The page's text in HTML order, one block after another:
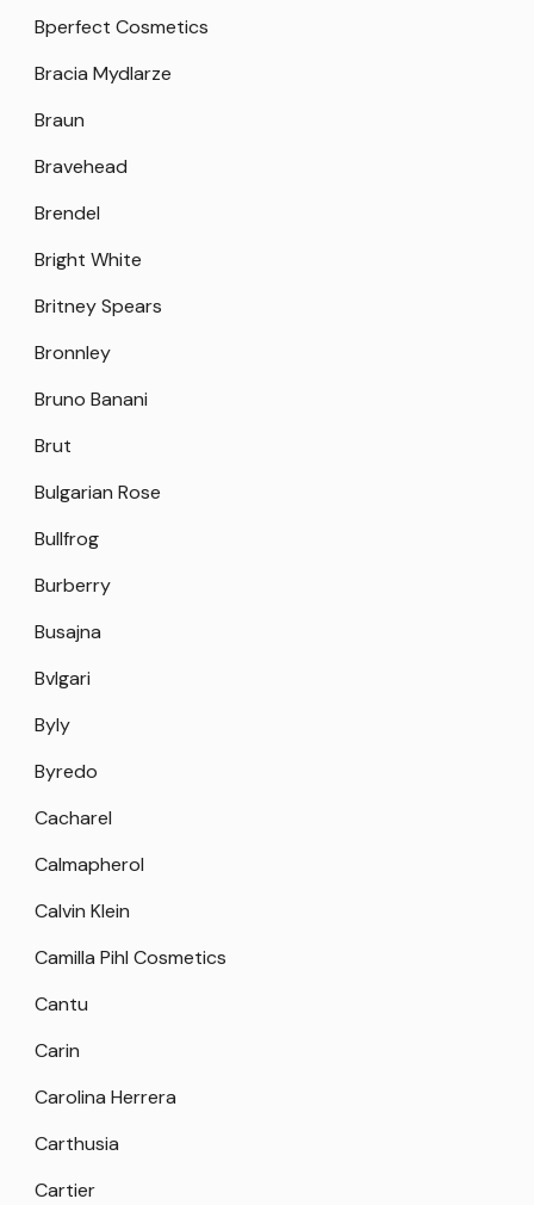
Bperfect Cosmetics
Bracia Mydlarze
Braun
Bravehead
Brendel
Bright White
Britney Spears
Bronnley
Bruno Banani
Brut
Bulgarian Rose
Bullfrog
Burberry
Busajna
Bvlgari
Byly
Byredo
Cacharel
Calmapherol
Calvin Klein
Camilla Pihl Cosmetics
Cantu
Carin
Carolina Herrera
Carthusia
Cartier